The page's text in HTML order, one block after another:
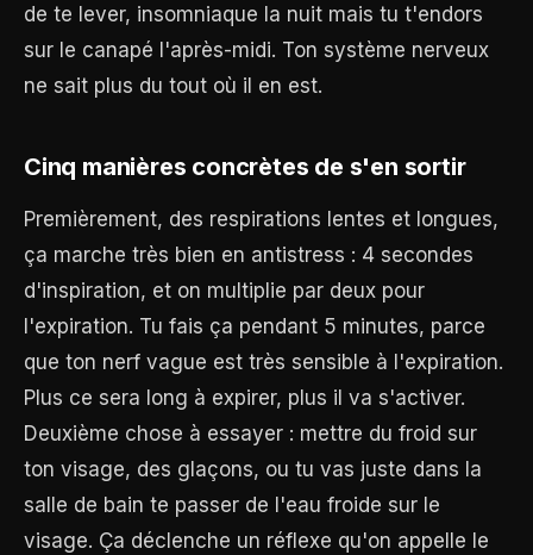
de te lever, insomniaque la nuit mais tu t'endors
sur le canapé l'après-midi. Ton système nerveux
ne sait plus du tout où il en est.
Cinq manières concrètes de s'en sortir
Premièrement, des respirations lentes et longues,
ça marche très bien en antistress : 4 secondes
d'inspiration, et on multiplie par deux pour
l'expiration. Tu fais ça pendant 5 minutes, parce
que ton nerf vague est très sensible à l'expiration.
Plus ce sera long à expirer, plus il va s'activer.
Deuxième chose à essayer : mettre du froid sur
ton visage, des glaçons, ou tu vas juste dans la
salle de bain te passer de l'eau froide sur le
visage. Ça déclenche un réflexe qu'on appelle le